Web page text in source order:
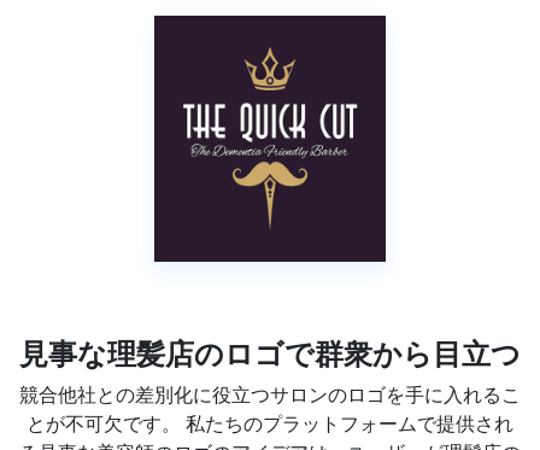
見事な理髪店のロゴで群衆から目立つ
競合他社との差別化に役立つサロンのロゴを手に入れるこ
とが不可欠です。 私たちのプラットフォームで提供され